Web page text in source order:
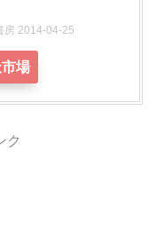
房 2014-04-25
場
ク